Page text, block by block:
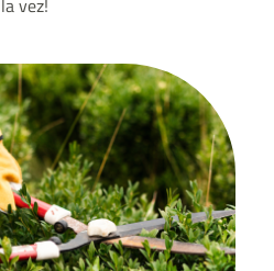
vez!